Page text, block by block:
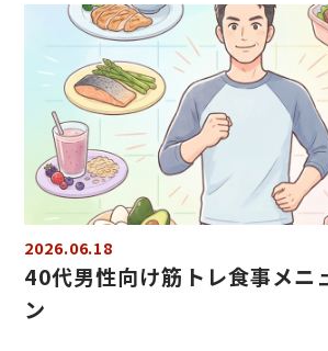
2026.06.18
40代男性向け筋トレ食事メニ
ン